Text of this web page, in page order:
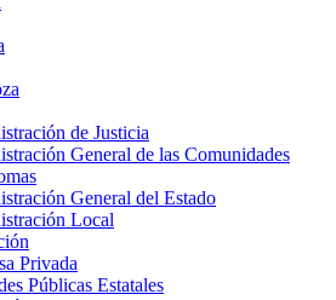
de Justicia
General de las Comunidades
General del Estado
Local
Privada
Públicas Estatales